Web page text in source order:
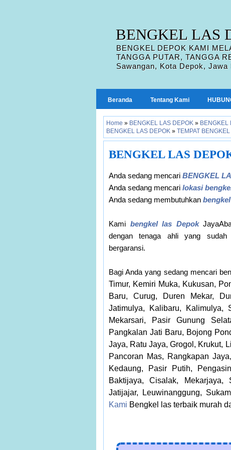
BENGKEL LAS
BENGKEL DEPOK KAMI
TANGGA PUTAR, TANGGA
Sawangan, Kota Depok,
Beranda Tentang Kami
Home » BENGKEL LAS DEPOK » BENGKEL
BENGKEL LAS DEPOK » TEMPAT
BENGKEL LAS
Anda sedang mencari BENGKEL
Anda sedang mencari lokasi
Anda sedang membutuhkan
Kami bengkel las Depok
dengan tenaga ahli yang sudah
bergaransi.
Bagi Anda yang sedang mencari
Timur, Kemiri Muka, Kukusan,
Baru, Curug, Duren Mekar,
Jatimulya, Kalibaru, Kalimulya,
Mekarsari, Pasir Gunung
Pangkalan Jati Baru, Bojong
Jaya, Ratu Jaya, Grogol, Krukut,
Pancoran Mas, Rangkapan
Kedaung, Pasir Putih,
Baktijaya, Cisalak, Mekarjaya,
Jatijajar, Leuwinanggung,
Kami Bengkel las terbaik murah